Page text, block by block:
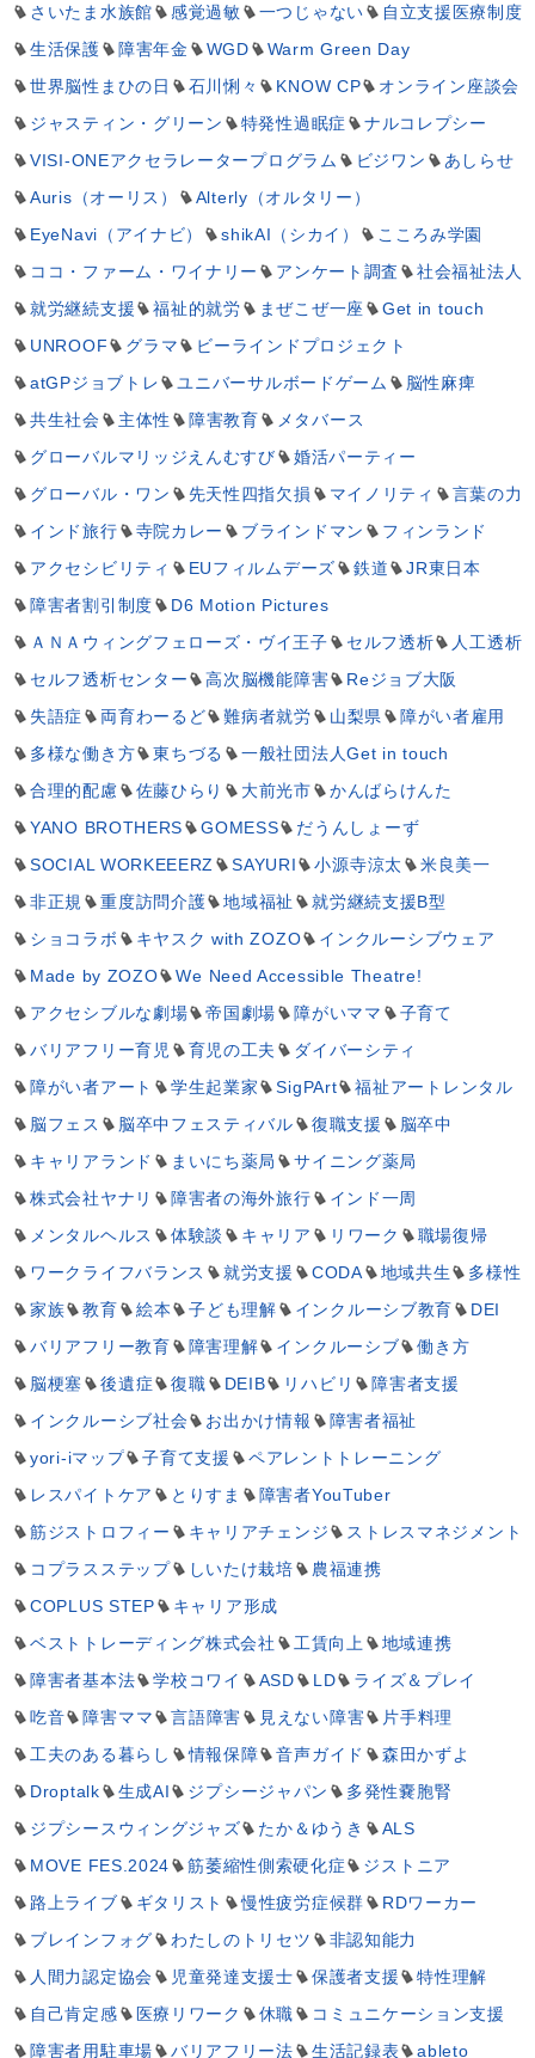
さいたま水族館
感覚過敏 一つじゃない
自立支援医療制度
生活保護
障害年金 WGD
Warm Green Day
世界脳性まひの日
石川悧々 KNOW CP
オンライン座談会
ジャスティン・グリーン
特発性過眠症
ナルコレプシー
VISI-ONEアクセラレータープログラム
ビジワン
あしらせ
Auris（オーリス）
Alterly（オルタリー）
EyeNavi（アイナビ）
shikAI（シカイ）
こころみ学園
ココ・ファーム・ワイナリー
アンケート調査
社会福祉法人
就労継続支援
福祉的就労 まぜこぜ一座
Get in touch
UNROOF
グラマ
ビーラインドプロジェクト
atGPジョブトレ
ユニバーサルボードゲーム
脳性麻痺
共生社会
主体性 障害教育
メタバース
グローバルマリッジえんむすび
婚活パーティー
グローバル・ワン
先天性四指欠損 マイノリティ
言葉の力
インド旅行
寺院カレー ブラインドマン
フィンランド
アクセシビリティ
EUフィルムデーズ 鉄道
JR東日本
障害者割引制度
D6 Motion Pictures
ＡＮＡウィングフェローズ・ヴイ王子
セルフ透析
人工透析
セルフ透析センター
高次脳機能障害
Reジョブ大阪
失語症
両育わーるど 難病者就労 山梨県
障がい者雇用
多様な働き方
東ちづる
一般社団法人Get in touch
合理的配慮
佐藤ひらり 大前光市
かんばらけんた
YANO BROTHERS
GOMESS
だうんしょーず
SOCIAL WORKEEERZ
SAYURI 小源寺涼太
米良美一
非正規
重度訪問介護 地域福祉
就労継続支援B型
ショコラボ
キヤスク with ZOZO
インクルーシブウェア
Made by ZOZO
We Need Accessible Theatre!
アクセシブルな劇場
帝国劇場 障がいママ
子育て
バリアフリー育児
育児の工夫
ダイバーシティ
障がい者アート
学生起業家 SigPArt
福祉アートレンタル
脳フェス
脳卒中フェスティバル 復職支援
脳卒中
キャリアランド
まいにち薬局
サイニング薬局
株式会社ヤナリ
障害者の海外旅行
インド一周
メンタルヘルス
体験談 キャリア リワーク
職場復帰
ワークライフバランス
就労支援 CODA 地域共生
多様性
家族
教育 絵本 子ども理解 インクルーシブ教育
DEI
バリアフリー教育
障害理解 インクルーシブ
働き方
脳梗塞
後遺症 復職 DEIB リハビリ
障害者支援
インクルーシブ社会
お出かけ情報
障害者福祉
yori-iマップ
子育て支援
ペアレントトレーニング
レスパイトケア
とりすま
障害者YouTuber
筋ジストロフィー
キャリアチェンジ
ストレスマネジメント
コプラスステップ
しいたけ栽培
農福連携
COPLUS STEP
キャリア形成
ベストトレーディング株式会社
工賃向上
地域連携
障害者基本法
学校コワイ ASD LD
ライズ＆プレイ
吃音
障害ママ 言語障害 見えない障害
片手料理
工夫のある暮らし
情報保障 音声ガイド
森田かずよ
Droptalk
生成AI ジプシージャパン
多発性嚢胞腎
ジプシースウィングジャズ
たか＆ゆうき
ALS
MOVE FES.2024
筋萎縮性側索硬化症
ジストニア
路上ライブ
ギタリスト 慢性疲労症候群
RDワーカー
ブレインフォグ
わたしのトリセツ
非認知能力
人間力認定協会
児童発達支援士 保護者支援
特性理解
自己肯定感
医療リワーク 休職
コミュニケーション支援
障害者用駐車場
バリアフリー法 生活記録表 ableto